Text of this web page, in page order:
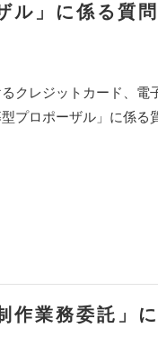
ル」に係る質
るクレジットカード、
プロポーザル」に係
作業務委託」